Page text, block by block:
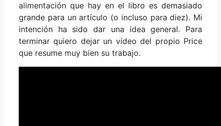
alimentación que hay en el libro es demasiado
grande para un artículo (o incluso para diez). Mi
intención ha sido dar una idea general. Para
terminar quiero dejar un vídeo del propio Price
que resume muy bien su trabajo.